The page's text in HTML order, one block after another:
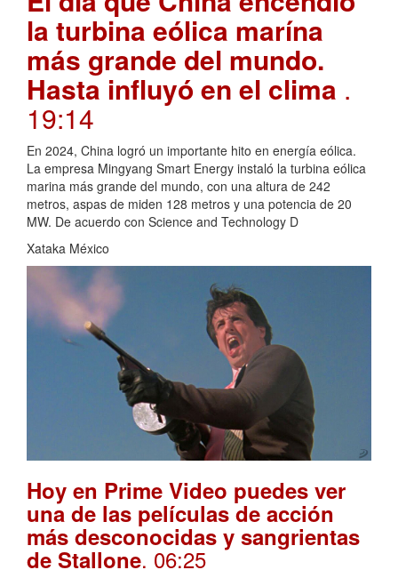
la turbina eólica marína
más grande del mundo.
Hasta influyó en el clima .
19:14
En 2024, China logró un importante hito en energía eólica.
La empresa Mingyang Smart Energy instaló la turbina eólica
marina más grande del mundo, con una altura de 242
metros, aspas de miden 128 metros y una potencia de 20
MW. De acuerdo con Science and Technology D
Xataka México
Hoy en Prime Video puedes ver
una de las películas de acción
más desconocidas y sangrientas
de Stallone. 06:25